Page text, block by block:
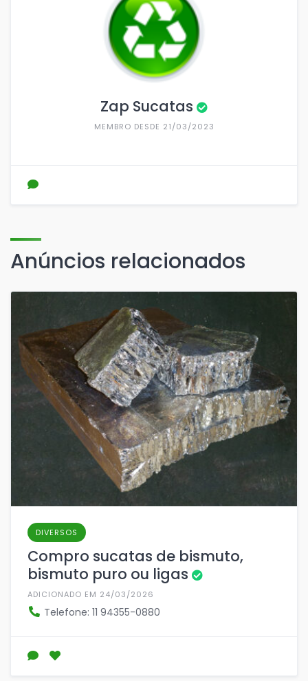
Zap Sucatas
MEMBRO DESDE 21/03/2023
Anúncios relacionados
DIVERSOS
Compro sucatas de bismuto,
bismuto puro ou ligas
ADICIONADO EM 24/03/2026
Telefone: 11 94355-0880